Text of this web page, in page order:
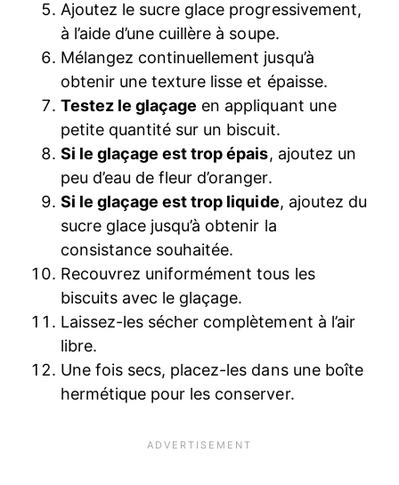
Ajoutez le sucre glace progressivement,
à l’aide d’une cuillère à soupe.
Mélangez continuellement jusqu’à
obtenir une texture lisse et épaisse.
Testez le glaçage en appliquant une
petite quantité sur un biscuit.
Si le glaçage est trop épais, ajoutez un
peu d’eau de fleur d’oranger.
Si le glaçage est trop liquide, ajoutez du
sucre glace jusqu’à obtenir la
consistance souhaitée.
Recouvrez uniformément tous les
biscuits avec le glaçage.
Laissez-les sécher complètement à l’air
libre.
Une fois secs, placez-les dans une boîte
hermétique pour les conserver.